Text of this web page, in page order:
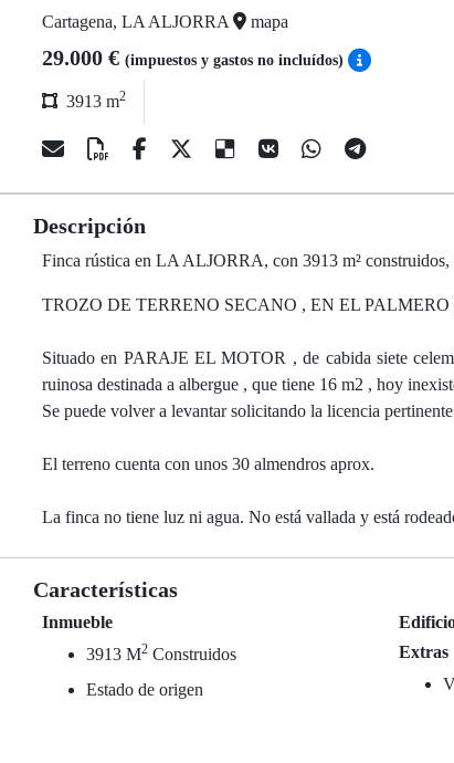
Cartagena, LA ALJORRA mapa
29.000 € (impuestos y gastos no incluídos)
3913 m2
Descripción
Finca rústica en LA ALJORRA, con 3913 m² construidos,
TROZO DE TERRENO SECANO , EN EL
Situado en PARAJE EL MOTOR , de cabida siete
ruinosa destinada a albergue , que tiene 16 m2 , hoy
Se puede volver a levantar solicitando la licencia
El terreno cuenta con unos 30 almendros aprox.
La finca no tiene luz ni agua. No está vallada y está
Características
Inmueble
3913 M2 Construidos
Estado de origen
Extras